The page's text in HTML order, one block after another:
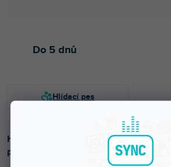
Do 5 dnů
Hliníkový h-profil, odolná verze, pro
panelů.